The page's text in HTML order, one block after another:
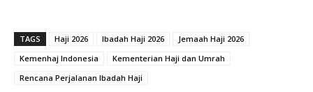
TAGS Haji 2026 Ibadah Haji 2026
Jemaah Haji 2026
Kemenhaj Indonesia
Kementerian Haji dan Umrah
Rencana Perjalanan Ibadah Haji